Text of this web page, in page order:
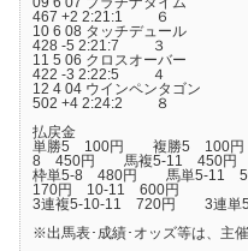
467 +2 2:21:1 ６
10 6 08 タッチデュール 笠
428 -5 2:21:7 ３
11 5 06 クロスオーバー
422 -3 2:22:5 ４
12 4 04 ウインペンタゴン .
502 +4 2:24:2 ８
払戻金
単勝5 100円 複勝5 100
8 450円 馬複5-11 450円
枠単5-8 480円 馬単5-11
170円 10-11 600円
3連複5-10-11 720円 3連単
※出馬表･成績･オッズ等は、主